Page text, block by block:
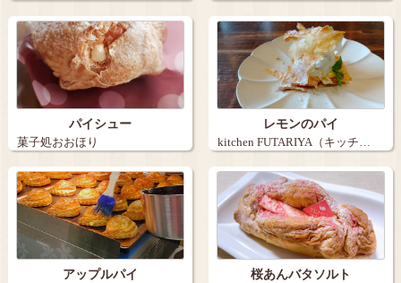
（…
パイシュー
菓子処おおほり
レモンのパイ
kitchen FUTARIYA（キッチ…
アップルパイ 桜あんバタソルト